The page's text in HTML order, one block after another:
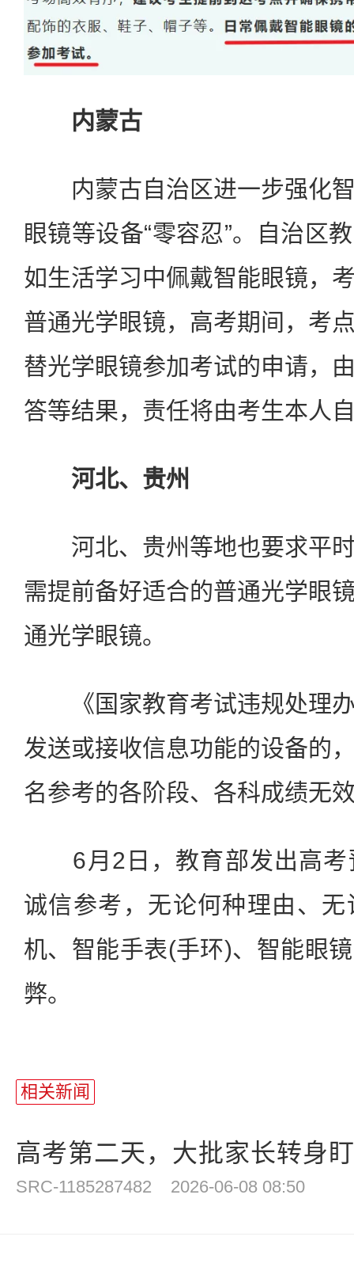
内蒙古
内蒙古自治区进一步强化智
眼镜等设备“零容忍”。自治区
如生活学习中佩戴智能眼镜，
普通光学眼镜，高考期间，考
替光学眼镜参加考试的申请，
答等结果，责任将由考生本人
河北、贵州
河北、贵州等地也要求平时
需提前备好适合的普通光学眼
通光学眼镜。
《国家教育考试违规处理办
发送或接收信息功能的设备的
名参考的各阶段、各科成绩无
6月2日，教育部发出高考
诚信参考，无论何种理由、
机、智能手表(手环)、智能眼
弊。
相关新闻
高考第二天，大批家长转身
SRC-1185287482 2026-06-08 08:50